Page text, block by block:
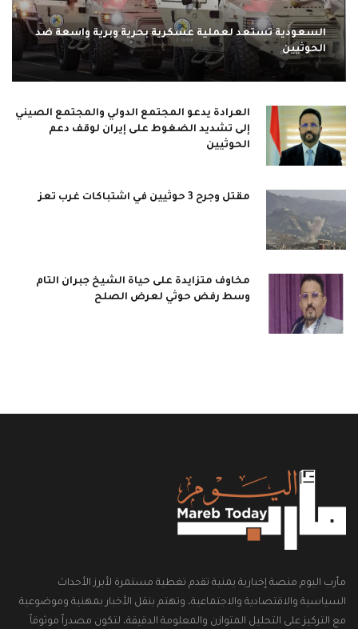
السعودية تستعد لعملية عسكرية بحرية وبرية واسعة ضد
الحوثيين
العرادة يدعو المجتمع الدولي والمجتمع الصيني
إلى تشديد الضغوط على إيران لوقف دعم
الحوثيين
مقتل وجرح 3 حوثيين في اشتباكات غرب تعز
مخاوف متزايدة على حياة الشيخ جبران التام
وسط رفض حوثي لعرض الصلح
مأرب اليوم منصة إخبارية يمنية تقدم تغطية مستمرة لأبرز الأحداث
السياسية والاقتصادية والاجتماعية، وتهتم بنقل الأخبار بمهنية وموضوعية
مع التركيز على التحليل المتوازن والمعلومة الدقيقة، لتكون مصدراً موثوقاً